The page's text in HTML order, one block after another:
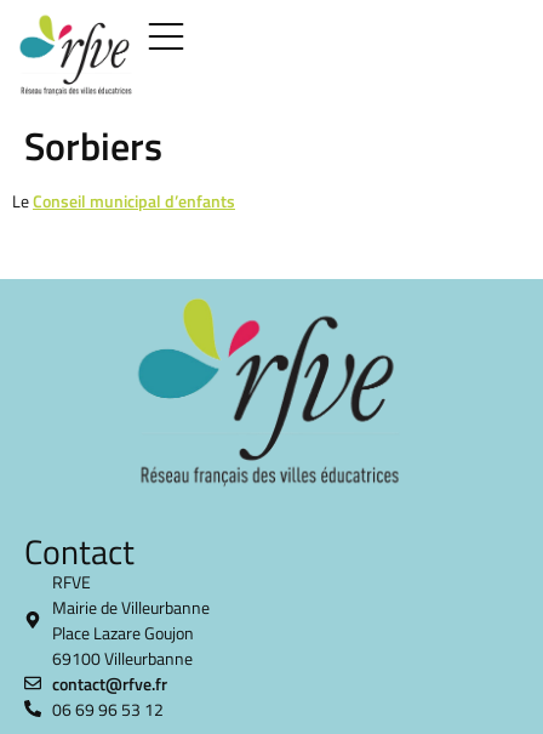
Sorbiers
LeConseil municipal d’enfants
Contact
RFVE
Mairie de Villeurbanne
Place Lazare Goujon
69100 Villeurbanne
contact@rfve.fr
06 69 96 53 12